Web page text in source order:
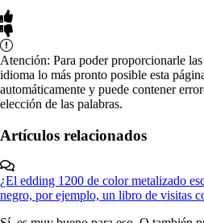
Atención: Para poder proporcionarle las
idioma lo más pronto posible esta
automáticamente y puede contener
elección de las palabras.
Artículos relacionados
¿El edding 1200 de color metalizado
negro, por ejemplo, un libro de visitas